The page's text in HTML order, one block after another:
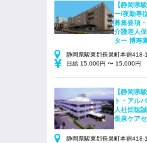
【静岡県
ー/夜勤専
募集要項
介護老人
ター 博寿
静岡県駿東郡長泉町本宿418-1
日給 15,000円 〜 15,000円
【静岡県
ト・アル
人社団聡
長泉ケア
静岡県駿東郡長泉町本宿418-1